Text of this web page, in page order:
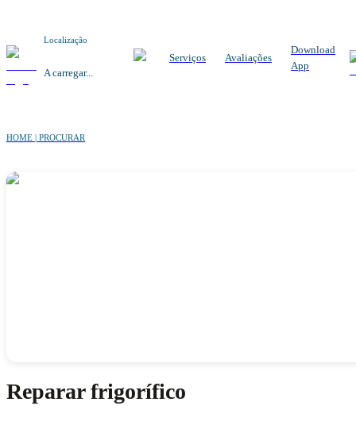
Localização
A carregar...
Serviços Avaliações
Download
App
HOME | PROCURAR
Reparar frigorífico